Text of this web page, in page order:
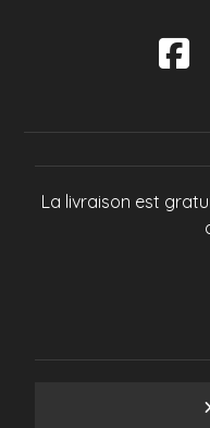
La livraison est